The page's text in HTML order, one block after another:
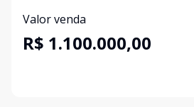
Valor venda
R$ 1.100.000,00